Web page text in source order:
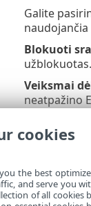
Galite
Blokuoti
užblokuotas.
Veiksmai
neatpažino
atveju
sertifikato
cookies
the best
and serve you
of all cookies